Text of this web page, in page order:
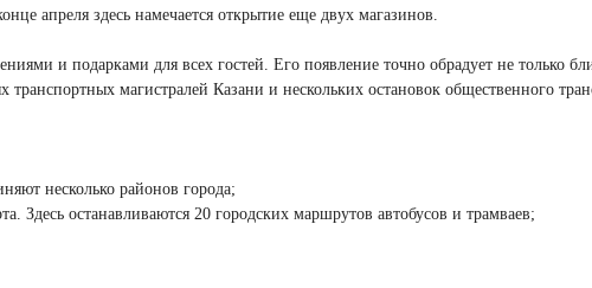
апреля здесь намечается открытие еще двух магазинов.
и подарками для всех гостей. Его появление точно обрадует не только
магистралей Казани и нескольких остановок общественного
несколько районов города;
Здесь останавливаются 20 городских маршрутов автобусов и трамваев;